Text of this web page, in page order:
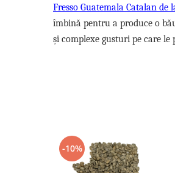
Fresso Guatemala Catalan de
îmbină pentru a produce o
și complexe gusturi pe care
-10%